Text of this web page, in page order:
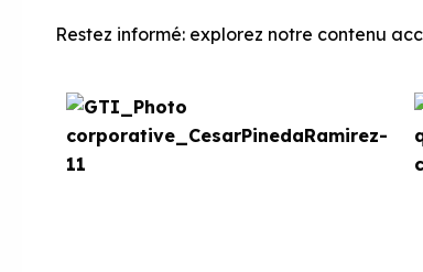
Restez informé: explorez notre contenu